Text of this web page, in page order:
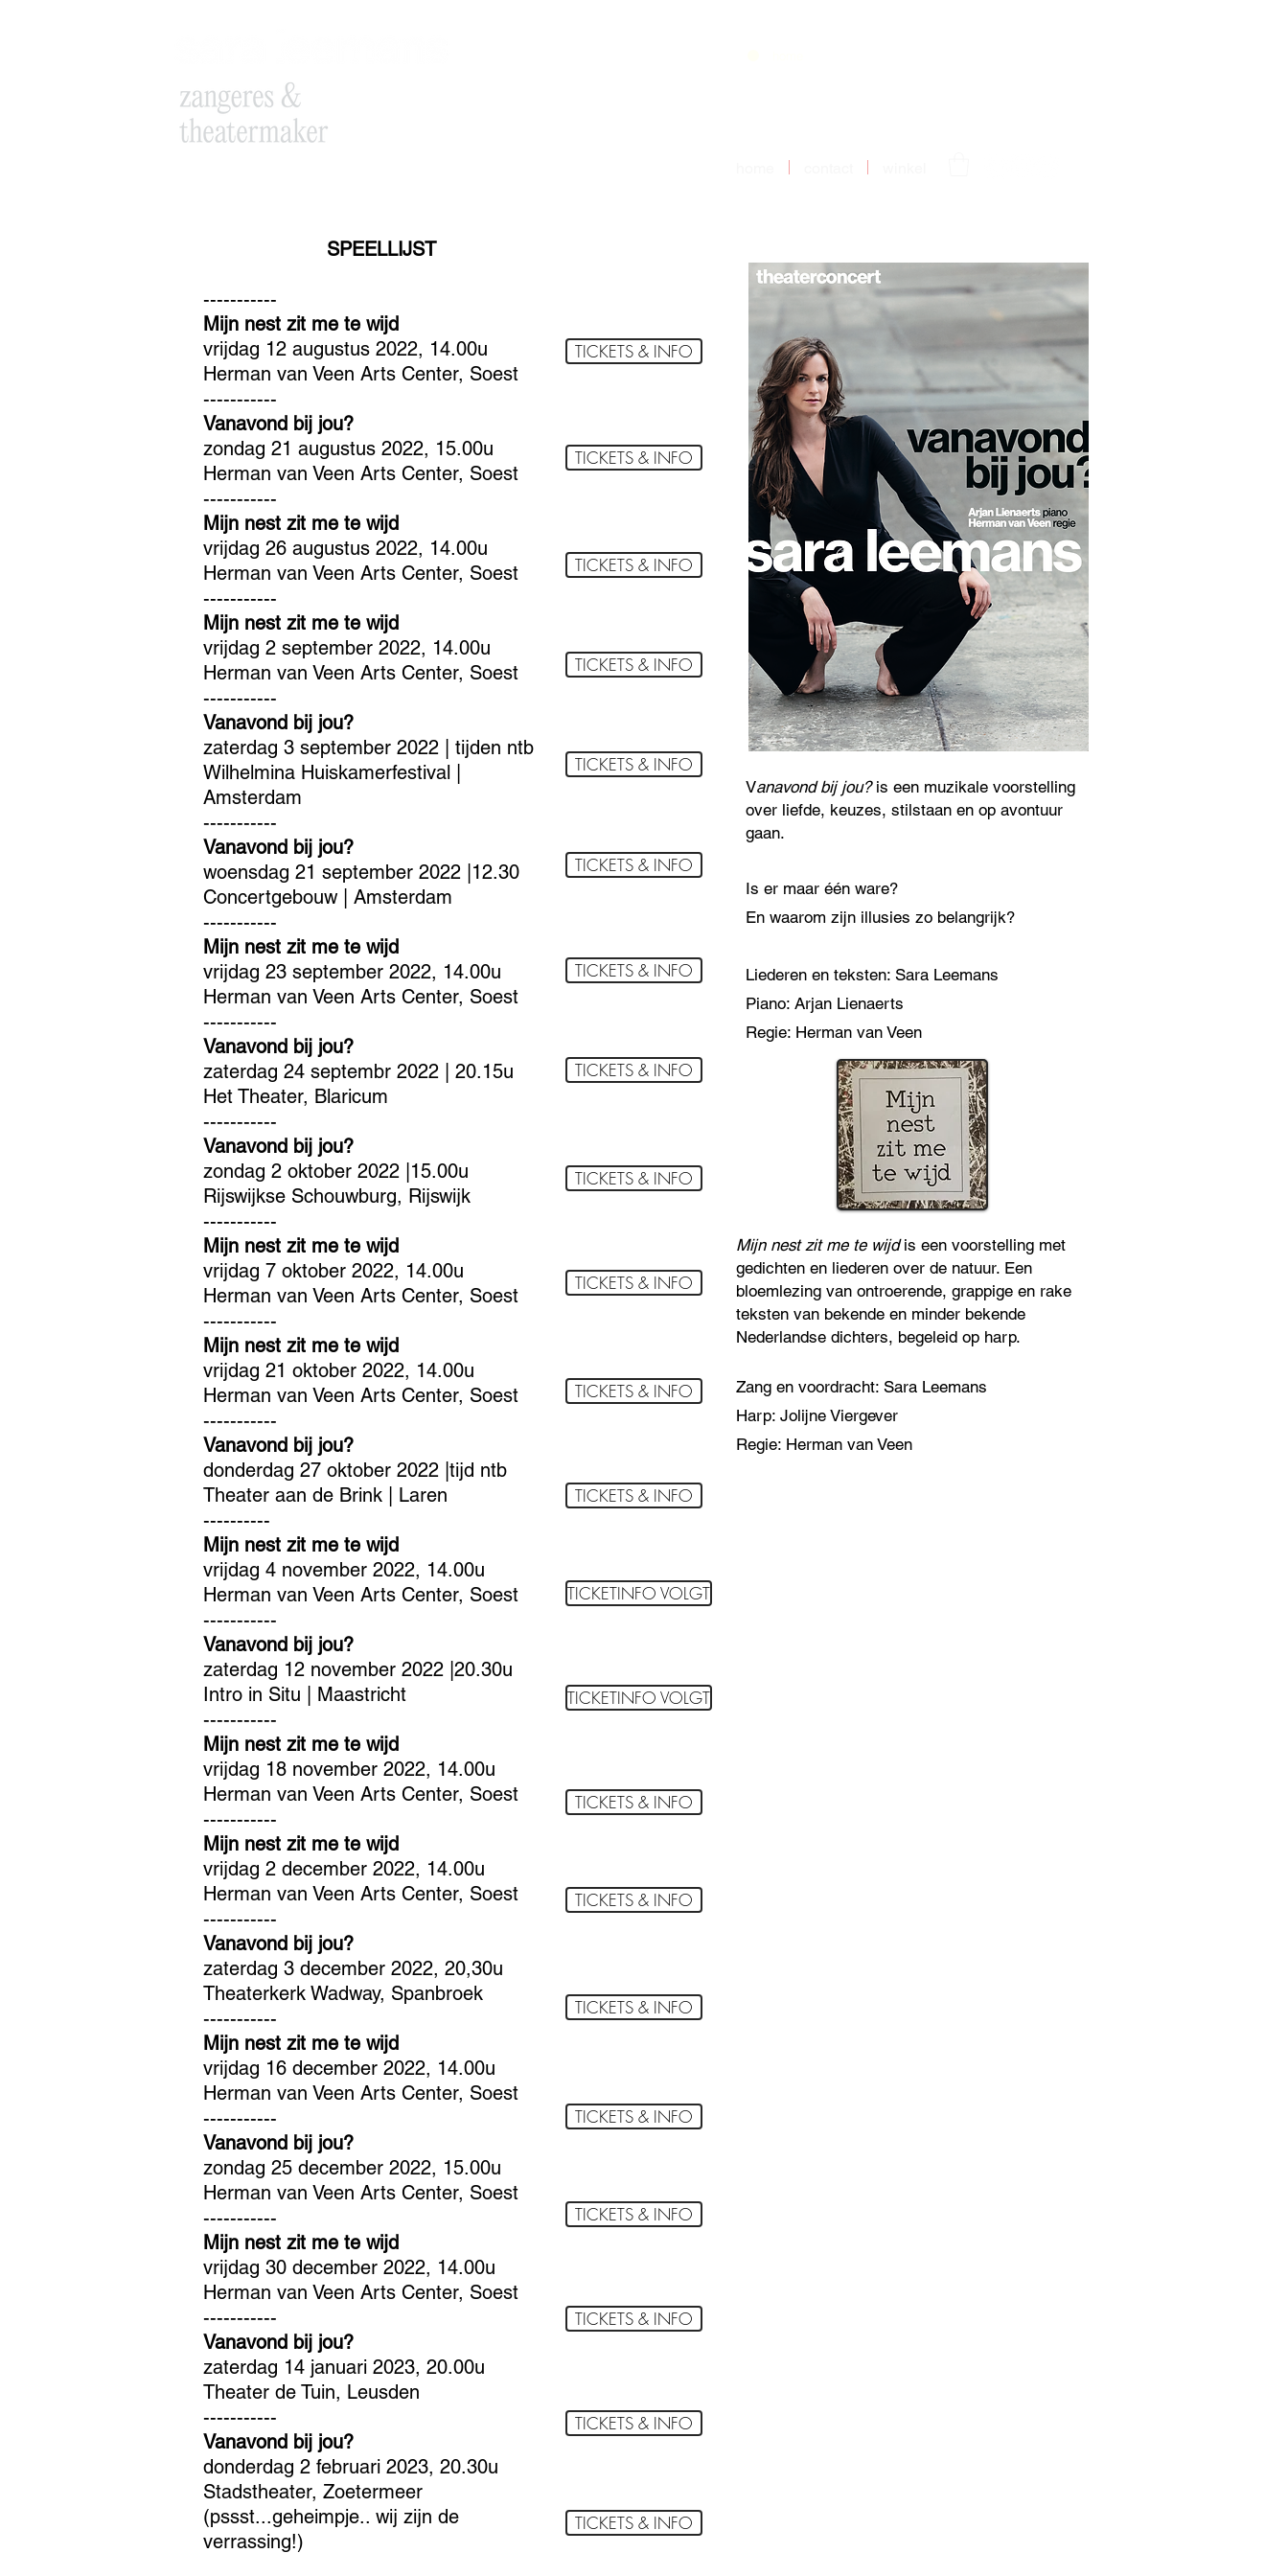
SPEELLIJST
-----------
Mijn nest zit me te wijd
vrijdag 12 augustus 2022, 14.00u
Herman van Veen Arts Center, Soest
-----------
Vanavond bij jou?
zondag 21 augustus 2022, 15.00u
Herman van Veen Arts Center, Soest
-----------
Mijn nest zit me te wijd
vrijdag 26 augustus 2022, 14.00u
Herman van Veen Arts Center, Soest
-----------
Mijn nest zit me te wijd
vrijdag 2 september 2022, 14.00u
Herman van Veen Arts Center, Soest
-----------
Vanavond bij jou?
zaterdag 3 september 2022 | tijden ntb
Wilhelmina Huiskamerfestival |
Amsterdam
-----------
Vanavond bij jou?
woensdag 21 september 2022 |12.30
Concertgebouw | Amsterdam
-----------
Mijn nest zit me te wijd
vrijdag 23 september 2022, 14.00u
Herman van Veen Arts Center, Soest
-----------
Vanavond bi j jou?
zaterdag 24 septembr 2022 | 20.15u
Het Theater, Blaricum
-----------
Vanavond bij jou?
zondag 2 oktober 2022 |15.00u
Rijswijkse Schouwburg, Rijswijk
-----------
Mijn nest zit me te wijd
vrijdag 7 oktober 2022, 14.00u
Herman van Veen Arts Center, Soest
-----------
Mijn nest zit me te wijd
vrijdag 21 oktober 2022, 14.00u
Herman van Veen Arts Center, Soest
-----------
Vanavond bij jou?
donderdag 27 oktober 2022 |tijd ntb
Theater aan de Brink | Laren
----------
Mijn nest zit me te wijd
vrijdag 4 november 2022, 14.00u
Herman van Veen Arts Center, Soest
-----------
Vanavond bij jou?
zaterdag 12 november 2022 |20.30u
Intro in Situ | Maastricht
-----------
Mijn nest zit me te wijd
vrijdag 18 november 2022, 14.00u
Herman van Veen Arts Center, Soest
-----------
Mijn nest zit me te wijd
vrijdag 2 december 2022, 14.00u
Herman van Veen Arts Center, Soest
-----------
Vanavond bij jou?
zaterdag 3 december 2022, 20,30u
Theaterkerk Wadway, Spanbroek
-----------
Mijn nest zit me te wijd
vrijdag 16 december 2022, 14.00u
Herman van Veen Arts Center, Soest
-----------
Vanavond bij jou?
zondag 25 december 2022, 15.00u
Herman van Veen Arts Center, Soest
-----------
Mijn nest zit me te wijd
vrijdag 30 december 2022, 14.00u
Herman van Veen Arts Center, Soest
-----------
Vanavond bij jou?
zaterdag 14 januari 2023, 20.00u
Theater de Tuin, Leusden
-----------
Vanavond bij jou?
donderdag 2 februari 2023, 20.30u
Stadstheater, Zoetermeer
(pssst...geheimpje.. wij zijn de
verrassing!)
TICKETS & INFO
TICKETS & INFO
TICKETS & INFO
TICKETS & INFO
TICKETS & INFO
TICKETS & INFO
TICKETS & INFO
TICKETS & INFO
TICKETS & INFO
TICKETS & INFO
TICKETS & INFO
TICKETS & INFO
TICKETINFO VOLGT
TICKETINFO VOLGT
TICKETS & INFO
TICKETS & INFO
TICKETS & INFO
TICKETS & INFO
TICKETS & INFO
TICKETS & INFO
TICKETS & INFO
TICKETS & INFO
Vanavond bij jou?is een muzikale voorstelling
over liefde, keuzes, stilstaan en op avontuur
gaan.
Is er maar één ware?
En waarom zijn illusies zo belangrijk?
Liederen en teksten: Sara Leemans
Piano: Arjan Lienaerts
Regie: Herman van Veen
Mijn nest zit me te wijdis een voorstelling met
gedichten en liederen over de natuur. Een
bloemlezing van ontroerende, grappige en rake
teksten van bekende en minder bekende
Nederlandse dichters, begeleid op harp.
Zang en voordracht: Sara Leemans
Harp: Jolijne Viergever
Regie: Herman van Veen